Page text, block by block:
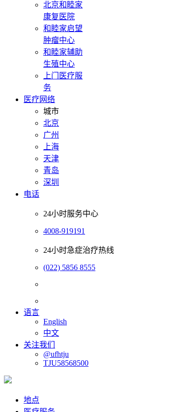
北京和睦家
康复医院
和睦家启望
肿瘤中心
和睦家辅助
生殖中心
上门医疗服
务
医疗网络
城市
北京
广州
上海
天津
青岛
深圳
电话
24小时服务中心
4008-919191
24小时急症治疗热线
(022) 5856 8555
语言
English
中文
关注我们
@ufhtju
TJU58568500
地点